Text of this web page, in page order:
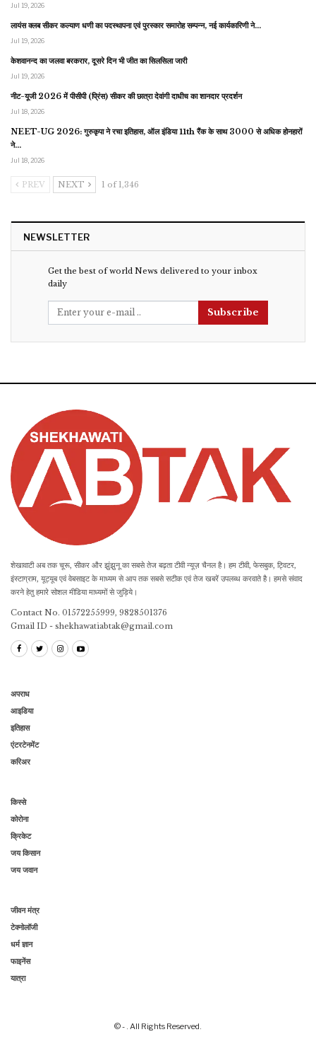
Jul 19, 2026
लायंस क्लब सीकर कल्याण धणी का पदस्थापना एवं पुरस्कार समारोह सम्पन्न, नई कार्यकारिणी ने…
Jul 19, 2026
केशवानन्द का जलवा बरकरार, दूसरे दिन भी जीत का सिलसिला जारी
Jul 19, 2026
नीट-यूजी 2026 में पीसीपी (प्रिंस) सीकर की छात्रा देवांगी दाधीच का शानदार प्रदर्शन
Jul 18, 2026
NEET-UG 2026: गुरुकृपा ने रचा इतिहास, ऑल इंडिया 11th रैंक के साथ 3000 से अधिक होनहारों
ने…
Jul 18, 2026
PREV NEXT 1 of 1,346
NEWSLETTER
Get the best of world News delivered to your inbox
daily
Subscribe
शेखावाटी अब तक चूरू, सीकर और झुंझुनू का सबसे तेज बढ़ता टीवी न्यूज़ चैनल है। हम टीवी, फेसबुक, ट्विटर,
इंस्टाग्राम, यूट्यूब एवं वेबसाइट के माध्यम से आप तक सबसे सटीक एवं तेज खबरें उपलब्ध करवाते है। हमसे संवाद
करने हेतु हमारे सोशल मीडिया माध्यमों से जुड़िये।
Contact No. 01572255999, 9828501376
Gmail ID - shekhawatiabtak@gmail.com
अपराध
आइडिया
इतिहास
एंटरटेनमेंट
करिअर
किस्से
कोरोना
क्रिकेट
जय किसान
जय जवान
जीवन मंत्र
टेक्नोलॉजी
धर्म ज्ञान
फाइनेंस
यात्रा
© - . All Rights Reserved.